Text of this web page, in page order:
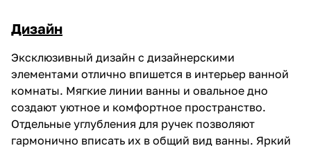
Дизайн
Эксклюзивный дизайн с дизайнерскими
элементами отлично впишется в интерьер ванной
комнаты. Мягкие линии ванны и овальное дно
создают уютное и комфортное пространство.
Отдельные углубления для ручек позволяют
гармонично вписать их в общий вид ванны. Яркий